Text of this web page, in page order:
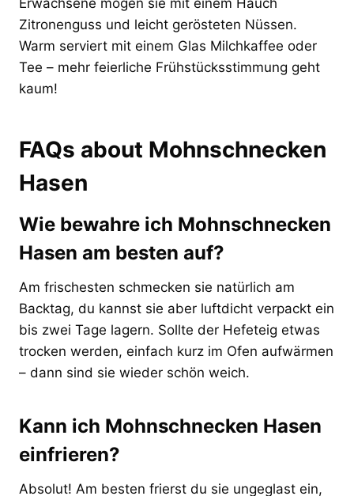
Zitronenguss und leicht gerösteten Nüssen.
Warm serviert mit einem Glas Milchkaffee oder
Tee – mehr feierliche Frühstücksstimmung geht
kaum!
FAQs about Mohnschnecken
Hasen
Wie bewahre ich Mohnschnecken
Hasen am besten auf?
Am frischesten schmecken sie natürlich am
Backtag, du kannst sie aber luftdicht verpackt ein
bis zwei Tage lagern. Sollte der Hefeteig etwas
trocken werden, einfach kurz im Ofen aufwärmen
– dann sind sie wieder schön weich.
Kann ich Mohnschnecken Hasen
einfrieren?
Absolut! Am besten frierst du sie ungeglast ein,